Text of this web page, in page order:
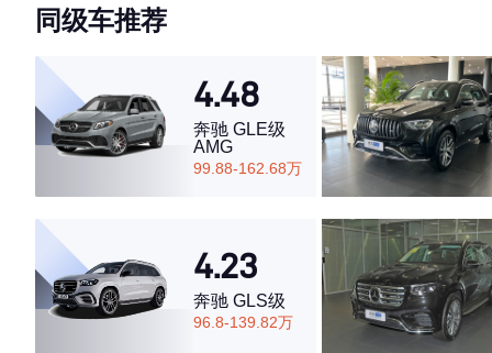
同级车推荐
4.48
奔驰 GLE级
AMG
99.88-162.68万
4.23
奔驰 GLS级
96.8-139.82万